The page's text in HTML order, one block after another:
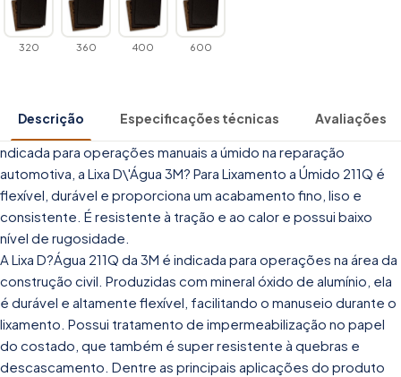
320 360 400 600
Descrição Especificações técnicas Avaliações
ndicada para operações manuais a úmido na reparação
automotiva, a Lixa D\'Água 3M? Para Lixamento a Úmido 211Q é
flexível, durável e proporciona um acabamento fino, liso e
consistente. É resistente à tração e ao calor e possui baixo
nível de rugosidade.
A Lixa D?Água 211Q da 3M é indicada para operações na área da
construção civil. Produzidas com mineral óxido de alumínio, ela
é durável e altamente flexível, facilitando o manuseio durante o
lixamento. Possui tratamento de impermeabilização no papel
do costado, que também é super resistente à quebras e
descascamento. Dentre as principais aplicações do produto